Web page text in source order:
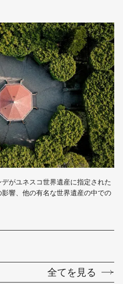
がユネスコ世界遺産に指定された
響、他の有名な世界遺産の中での
全てを見る